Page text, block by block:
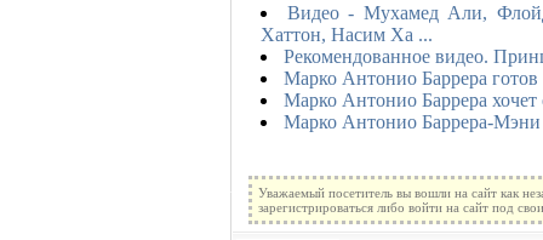
Видео - Мухамед Али,
Хаттон, Насим Ха ...
Рекомендованное видео.
Марко Антонио Баррера
Марко Антонио Баррера
Марко Антонио Баррера-
Уважаемый посетитель вы вошли на сайт как
зарегистрироваться либо войти на сайт под